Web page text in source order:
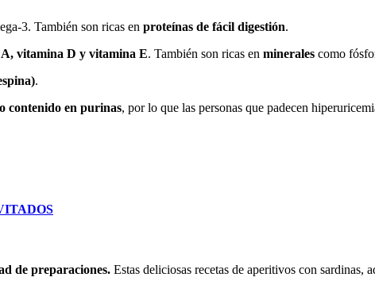
3. También son ricas en proteínas de fácil digestión.
vitamina D y vitamina E. También son ricas en minerales como
.
contenido en purinas, por lo que las personas que padecen
de preparaciones. Estas deliciosas recetas de aperitivos con sardinas,